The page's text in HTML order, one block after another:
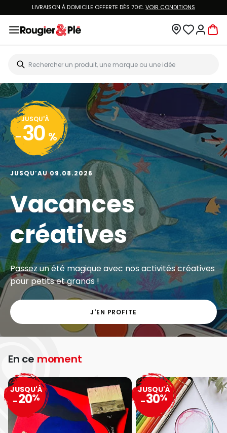
LIVRAISON À DOMICILE OFFERTE DÈS 70€.VOIR CONDITIONS
JUSQU'À
- 30 %
JUSQU’AU 09.08.2026
Vacances
créatives
Passez un été magique avec nos activités créatives
pour petits et grands !
J'EN PROFITE
En ce moment
JUSQU'À
-20%
JUSQU'À
-30%